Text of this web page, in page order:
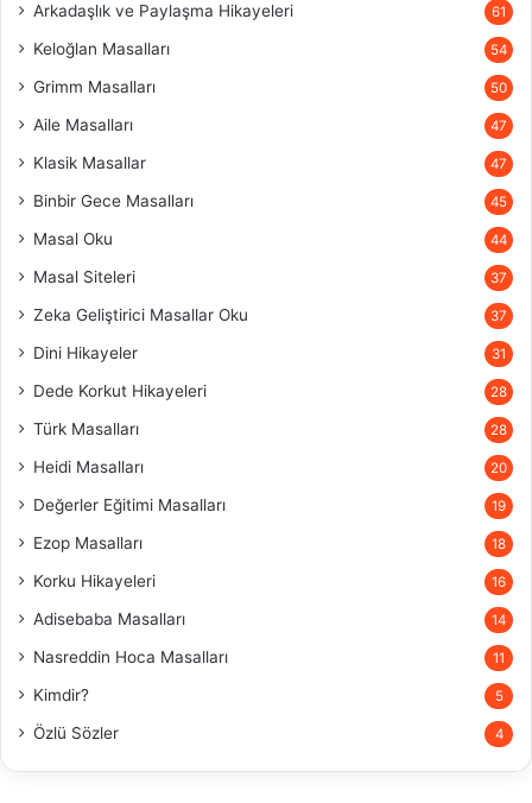
Arkadaşlık ve Paylaşma Hikayeleri 61
Keloğlan Masalları 54
Grimm Masalları 50
Aile Masalları 47
Klasik Masallar 47
Binbir Gece Masalları 45
Masal Oku 44
Masal Siteleri 37
Zeka Geliştirici Masallar Oku 37
Dini Hikayeler 31
Dede Korkut Hikayeleri 28
Türk Masalları 28
Heidi Masalları 20
Değerler Eğitimi Masalları 19
Ezop Masalları 18
Korku Hikayeleri 16
Adisebaba Masalları 14
Nasreddin Hoca Masalları 11
Kimdir? 5
Özlü Sözler 4